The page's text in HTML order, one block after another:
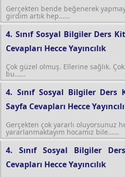
Gerçekten bende beğenerek
girdim artık hep…...
4. Sınıf Sosyal Bilgiler Ders
Cevapları Hecce Yayıncılık
Çok güzel olmuş. Ellerine sağlık.
bu…...
4. Sınıf Sosyal Bilgiler Ders
Sayfa Cevapları Hecce
Gerçekten çok yararlı oluyorsunuz
yararlanmaktayım hocamız bile…...
4. Sınıf Sosyal Bilgiler
Cevapları Hecce Yayıncılık